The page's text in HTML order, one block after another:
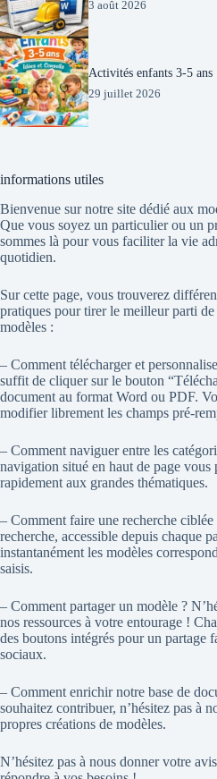
3 août 2026
Activités enfants 3-5 ans
29 juillet 2026
informations utiles
Bienvenue sur notre site dédié aux
Que vous soyez un particulier ou un
sommes là pour vous faciliter la vie
quotidien.
Sur cette page, vous trouverez
pratiques pour tirer le meilleur parti
modèles :
– Comment télécharger et
suffit de cliquer sur le bouton
document au format Word ou PDF.
modifier librement les champs pré-
– Comment naviguer entre les
navigation situé en haut de page vous
rapidement aux grandes thématiques.
– Comment faire une recherche
recherche, accessible depuis chaque
instantanément les modèles
saisis.
– Comment partager un modèle ?
nos ressources à votre entourage !
des boutons intégrés pour un partage
sociaux.
– Comment enrichir notre base de
souhaitez contribuer, n’hésitez pas à
propres créations de modèles.
N’hésitez pas à nous donner votre